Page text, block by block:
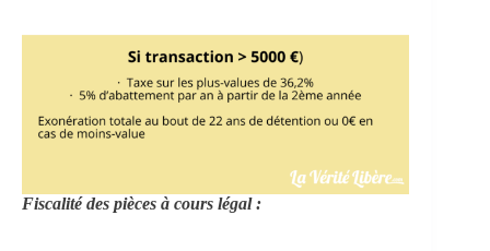
Fiscalité des pièces à cours légal :